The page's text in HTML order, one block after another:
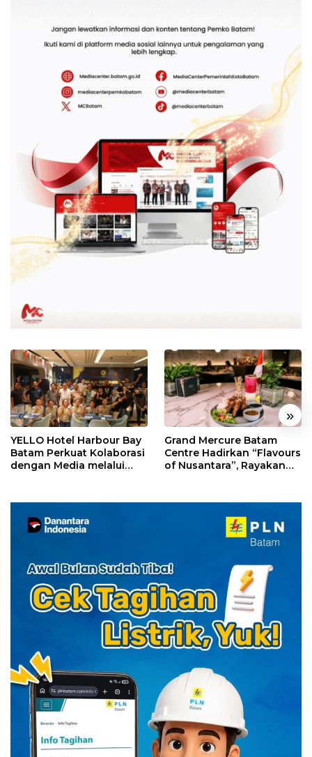
« »
YELLO Hotel Harbour Bay
Batam Perkuat Kolaborasi
dengan Media melalui
Grand Mercure Batam
Centre Hadirkan “Flavours
of Nusantara”, Rayakan